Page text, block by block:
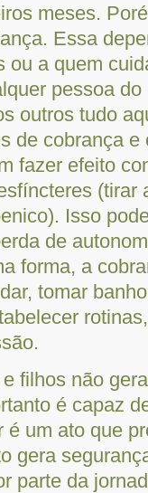
meses.
Essa
ou a quem
pessoa
outros tudo
de cobrança
fazer efeito
(tirar
Isso
de
forma, a
tomar
filhos não
é capaz
é um ato que
gera
parte da